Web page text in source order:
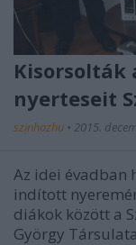
Kisorsolták
nyerteseit
szinhazhu • 2015.
Az idei évadban
indított
diákok között a
György